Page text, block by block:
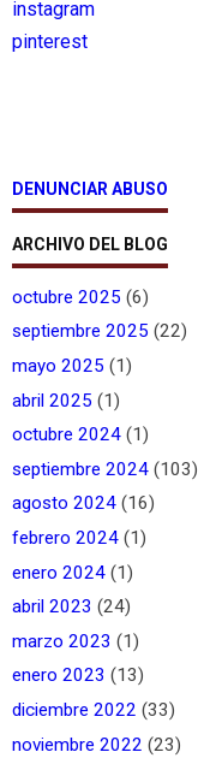
instagram
pinterest
DENUNCIAR ABUSO
ARCHIVO DEL BLOG
octubre 2025 (6)
septiembre 2025 (22)
mayo 2025 (1)
abril 2025 (1)
octubre 2024 (1)
septiembre 2024 (103)
agosto 2024 (16)
febrero 2024 (1)
enero 2024 (1)
abril 2023 (24)
marzo 2023 (1)
enero 2023 (13)
diciembre 2022 (33)
noviembre 2022 (23)